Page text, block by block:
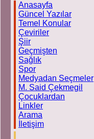
Anasayfa
Güncel Yazılar
Temel Konular
Çeviriler
Şiir
Geçmişten
Sağlık
Spor
Medyadan Seçmeler
M. Said Çekmegil
Çocuklardan
Linkler
Arama
İletişim